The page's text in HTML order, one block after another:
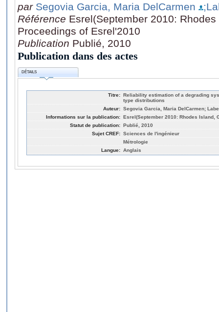
par Segovia Garcia, Maria DelCarmen
Référence Esrel(September 2010:
Proceedings of Esrel'2010
Publication Publié, 2010
Publication dans des actes
DÉTAILS
Titre: Reliability estimation of a degrading
type distributions
Auteur: Segovia Garcia, Maria DelCarmen;
Informations sur la publication: Esrel(September 2010: Rhodes Island,
Statut de publication: Publié, 2010
Sujet CREF: Sciences de l'ingénieur
Métrologie
Langue: Anglais